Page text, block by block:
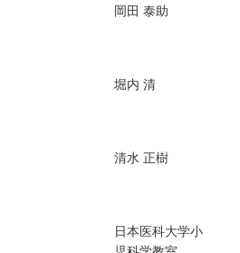
岡田 泰助
堀内 清
清水 正樹
日本医科大学小